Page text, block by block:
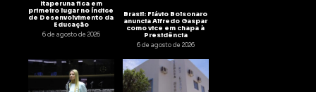
Itaperuna fica em
primeiro lugar no Índice
de Desenvolvimento da
Educação
6 de agosto de 2026
Brasil: Flávio Bolsonaro
anuncia Alfredo Gaspar
como vice em chapa à
Presidência
6 de agosto de 2026